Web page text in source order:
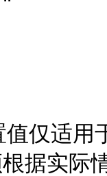
仅适用
据实际